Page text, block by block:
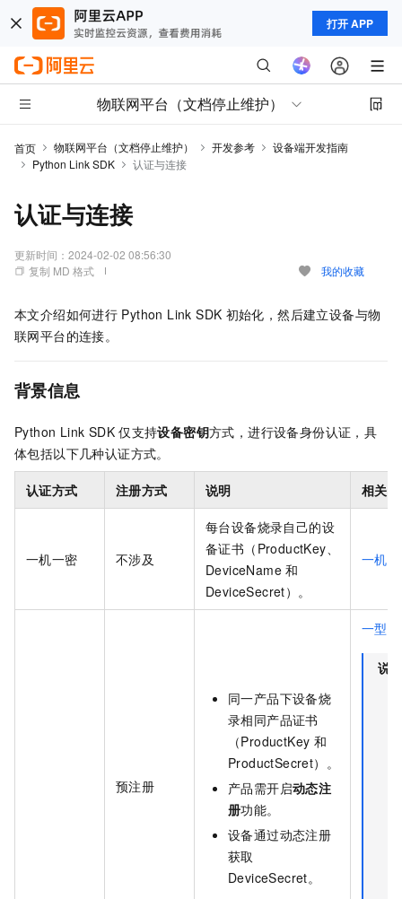
打开 APP
物联网平台（文档停止维护）
首页 物联网平台（文档停止维护） 开发参考
设备端开发指南
Python Link SDK
认证与连接
认证与连接
更新时间： 2024-02-02 08:56:30
复制 MD 格式
我的收藏
本文介绍如何进行 Python Link SDK 初始化，然后建立设备与物
联网平台的连接。
背景信息
Python Link SDK 仅支持设备密钥方式，进行设备身份认证，具
体包括以下几种认证方式。
认证方式 注册方式 说明 相关
一机一密 不涉及
每台设备烧录自己的设
备证书（ProductKey、
DeviceName 和
DeviceSecret）。
一机
预注册
同一产品下设备烧
录相同产品证书
（ProductKey 和
ProductSecret）。
产品需开启动态注
册功能。
设备通过动态注册
获取
DeviceSecret。
一型
说明